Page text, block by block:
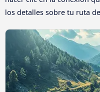
los detalles sobre tu ruta